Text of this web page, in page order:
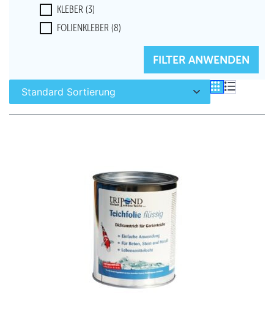
KLEBER (3)
FOLIENKLEBER (8)
FILTER ANWENDEN